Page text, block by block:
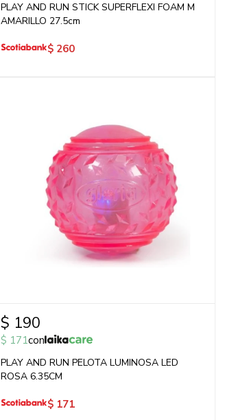
PLAY AND RUN STICK SUPERFLEXI FOAM M
AMARILLO 27.5cm
$ 260
$ 190
$ 171con
PLAY AND RUN PELOTA LUMINOSA LED
ROSA 6.35CM
$ 171